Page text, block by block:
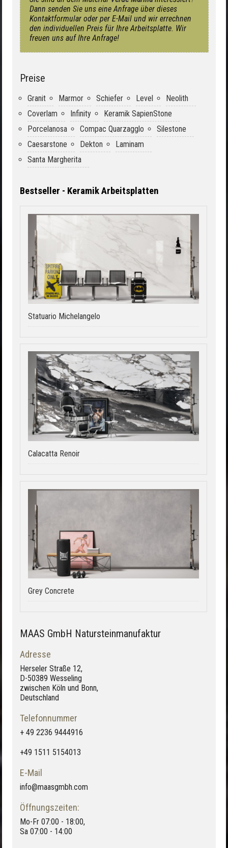
Dann senden Sie uns eine Anfrage über dieses
Kontaktformular oder per E-Mail und wir errechnen
den individuellen Preis für Ihre Arbeitsplatte. Wir
freuen uns auf Ihre Anfrage!
Preise
Granit Marmor Schiefer Level
Neolith
Coverlam
Infinity
Keramik SapienStone
Porcelanosa
Compac Quarzagglo
Silestone
Caesarstone
Dekton
Laminam
Santa Margherita
Bestseller - Keramik Arbeitsplatten
Statuario Michelangelo
Calacatta Renoir
Grey Concrete
MAAS GmbH Natursteinmanufaktur
Adresse
Herseler Straße 12,
D-50389 Wesseling
zwischen Köln und Bonn,
Deutschland
Telefonnummer
+ 49 2236 9444916
+49 1511 5154013
E-Mail
info@maasgmbh.com
Öffnungszeiten:
Mo-Fr 07:00 - 18:00,
Sa 07:00 - 14:00